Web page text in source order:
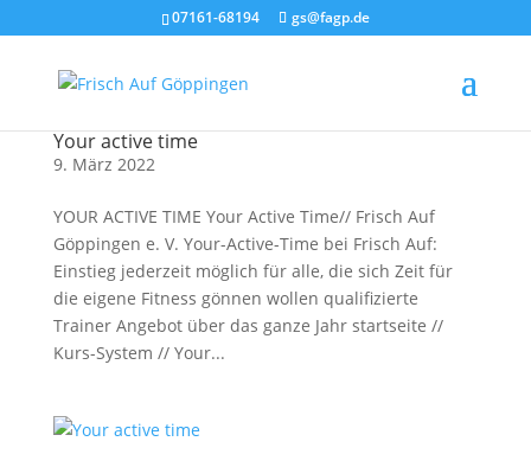
07161-68194 gs@fagp.de
Your active time
9. März 2022
YOUR ACTIVE TIME Your Active Time// Frisch Auf
Göppingen e. V. Your-Active-Time bei Frisch Auf:
Einstieg jederzeit möglich für alle, die sich Zeit für
die eigene Fitness gönnen wollen qualifizierte
Trainer Angebot über das ganze Jahr startseite //
Kurs-System // Your...